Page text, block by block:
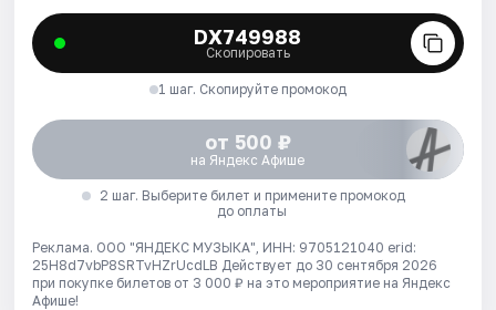
DX749988
Скопировать
1 шаг. Скопируйте промокод
от 500 ₽
на Яндекс Афише
2 шаг. Выберите билет и примените промокод
до оплаты
Реклама. ООО "ЯНДЕКС МУЗЫКА", ИНН: 9705121040 erid:
25H8d7vbP8SRTvHZrUcdLB Действует до 30 сентября 2026
при покупке билетов от 3 000 ₽ на это мероприятие на Яндекс
Афише!